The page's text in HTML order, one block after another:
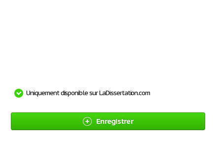
Uniquement disponible sur LaDissertation.com
Enregistrer